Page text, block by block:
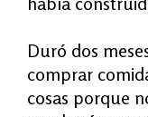
Duró dos
comprar
cosas porque